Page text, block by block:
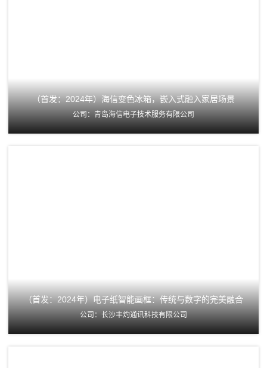
（首发：2024年）海信变色冰箱，嵌入式融入家居场景
公司：青岛海信电子技术服务有限公司
（首发：2024年）电子纸智能画框：传统与数字的完美融合
公司：长沙丰灼通讯科技有限公司